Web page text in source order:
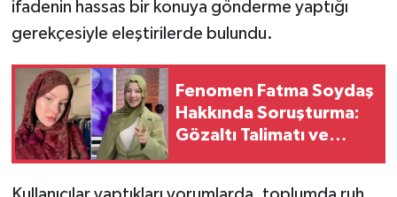
ifadenin hassas bir konuya gönderme yaptığı
gerekçesiyle eleştirilerde bulundu.
Fenomen Fatma Soydaş
Hakkında Soruşturma:
Gözaltı Talimatı ve